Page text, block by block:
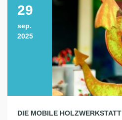
29
sep.
2025
DIE MOBILE HOLZWERKSTATT